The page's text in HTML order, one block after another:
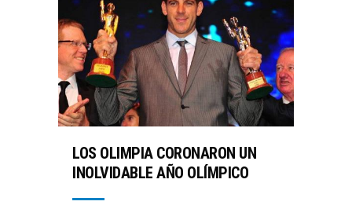
LOS OLIMPIA CORONARON UN
INOLVIDABLE AÑO OLÍMPICO